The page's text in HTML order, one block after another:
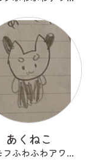
あくねこ
モフモフふわふわアワアワ